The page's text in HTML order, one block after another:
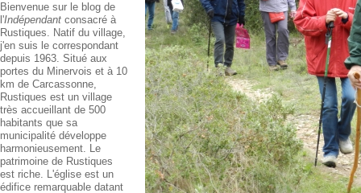
Bienvenue sur le blog de
l'Indépendant consacré à
Rustiques. Natif du village,
j'en suis le correspondant
depuis 1963. Situé aux
portes du Minervois et à 10
km de Carcassonne,
Rustiques est un village
très accueillant de 500
habitants que sa
municipalité développe
harmonieusement. Le
patrimoine de Rustiques
est riche. L'église est un
édifice remarquable datant